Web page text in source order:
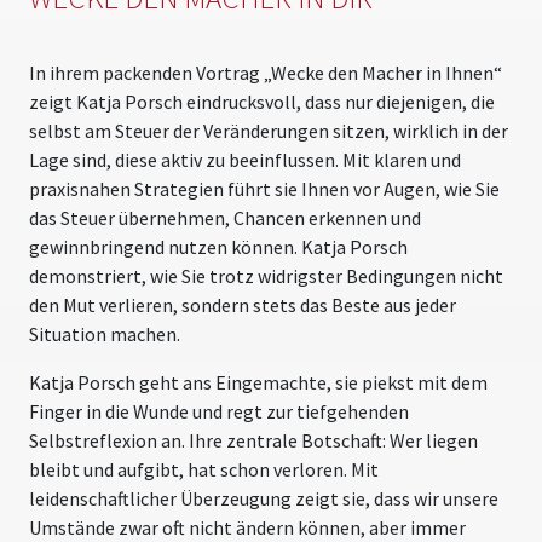
In ihrem packenden Vortrag „Wecke den Macher in Ihnen“
zeigt Katja Porsch eindrucksvoll, dass nur diejenigen, die
selbst am Steuer der Veränderungen sitzen, wirklich in der
Lage sind, diese aktiv zu beeinflussen. Mit klaren und
praxisnahen Strategien führt sie Ihnen vor Augen, wie Sie
das Steuer übernehmen, Chancen erkennen und
gewinnbringend nutzen können. Katja Porsch
demonstriert, wie Sie trotz widrigster Bedingungen nicht
den Mut verlieren, sondern stets das Beste aus jeder
Situation machen.
Katja Porsch geht ans Eingemachte, sie piekst mit dem
Finger in die Wunde und regt zur tiefgehenden
Selbstreflexion an. Ihre zentrale Botschaft: Wer liegen
bleibt und aufgibt, hat schon verloren. Mit
leidenschaftlicher Überzeugung zeigt sie, dass wir unsere
Umstände zwar oft nicht ändern können, aber immer